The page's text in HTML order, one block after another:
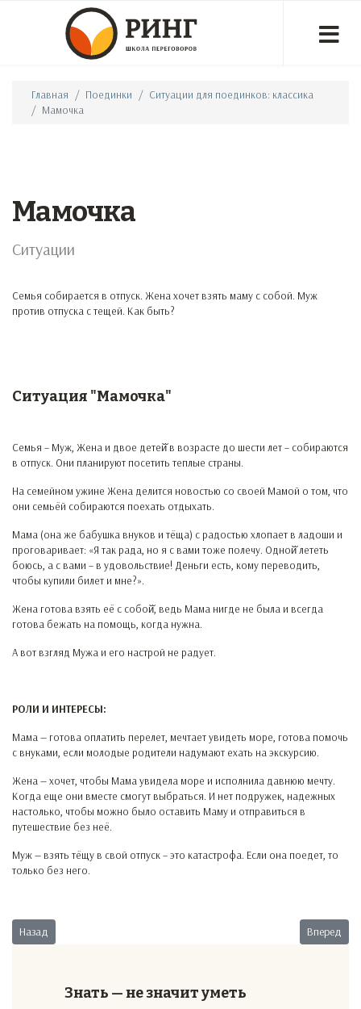
Главная Поединки
Ситуации для поединков: классика
Мамочка
Мамочка
Ситуации
Семья собирается в отпуск. Жена хочет взять маму с собой. Муж
против отпуска с тещей. Как быть?
Ситуация "Мамочка"
Семья – Муж, Жена и двое детей̆ в возрасте до шести лет – собираются
в отпуск. Они планируют посетить теплые страны.
На семейном ужине Жена делится новостью со своей Мамой о том, что
они семьёй собираются поехать отдыхать.
Мама (она же бабушка внуков и тёща) с радостью хлопает в ладоши и
проговаривает: «Я так рада, но я с вами тоже полечу. Одной̆ лететь
боюсь, а с вами – в удовольствие! Деньги есть, кому переводить,
чтобы купили билет и мне?».
Жена готова взять её с собой̆, ведь Мама нигде не была и всегда
готова бежать на помощь, когда нужна.
А вот взгляд Мужа и его настрой не радует.
РОЛИ И ИНТЕРЕСЫ:
Мама — готова оплатить перелет, мечтает увидеть море, готова помочь
с внуками, если молодые родители надумают ехать на экскурсию.
Жена — хочет, чтобы Мама увидела море и исполнила давнюю мечту.
Когда еще они вместе смогут выбраться. И нет подружек, надежных
настолько, чтобы можно было оставить Маму и отправиться в
путешествие без неё.
Муж — взять тёщу в свой отпуск – это катастрофа. Если она поедет, то
только без него.
Предыдущий: Любишь медок — люби и холодок…
Назад Вперед
Знать — не значит уметь